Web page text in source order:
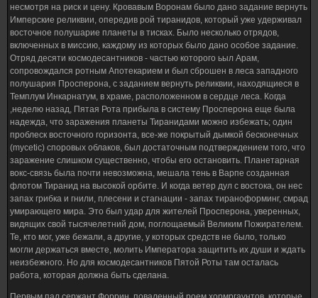
несмотря на риск и цену. Кровавым Воронам было дано задание вернуть
Имперские реликвии, опередив рой тиранидов, который уже удерживал
восточное полушарие планеты в тисках. Было несколько отрядов,
включенных в миссию, каждому из которых было дано особое задание.
Отряд десяти космодесантников - частью которого ьыл Арам,
сопровождался ротным Апотекарием и был сброшен в леса западного
полушария Просперона, с заданием вернуть реликвии, находящиеся в
Темплум Инкарнатум, в храме, расположенном в сердце леса. Когда
,неделю назад, Пятая Рота прибыла в систему Просперона еще была
надежда, что заражения планеты Тиранидами можно избежать; один
проблеск восточного горизонта, все-же покрытый дымкой бесконечных
(mycetic) споровых облаков, был достаточным подтверждением того, что
заражение слишком существенно, чтобы его остановить. Планетарная
вокс-связь была почти невозможна, мешала тень в Варпе созданная
флотом Тиранид на высокой орбите. И когда ветер дул с востока, он нес
запах грибка и гнили, плесени и стагнации - запах тираноформинг, смрад
умирающего мира. Это был удар для жителей Просперона, уверенных,
видящих свой тысячелетний дом, поглощаемый Великим Пожирателем.
Те, кто мог, уже бежали, а другие, у которых средств не было, только
могли держаться вместе, молить Императора защитить их души и ждать
неизбежного. Но для космодесантников Пятой Роты там осталась
работа, которая должна быть сделана.